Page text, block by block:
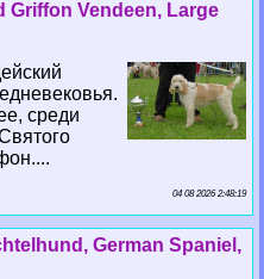
Vendeen, Large
среди
04 08 2026 2:48:19
German Spaniel,